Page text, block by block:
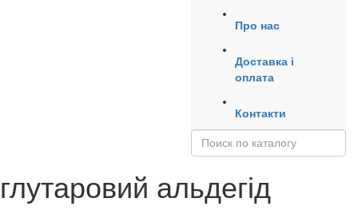
Про нас
Доставка і
оплата
Контакти
глутаровий альдегід